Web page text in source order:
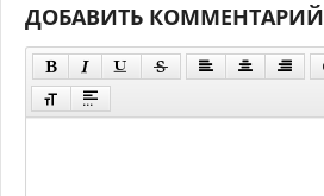
ДОБАВИТЬ КОММЕНТАРИЙ